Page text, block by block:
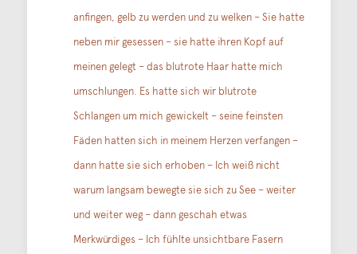
anfingen, gelb zu werden und zu welken – Sie hatte
neben mir gesessen – sie hatte ihren Kopf auf
meinen gelegt – das blutrote Haar hatte mich
umschlungen. Es hatte sich wir blutrote
Schlangen um mich gewickelt – seine feinsten
Fäden hatten sich in meinem Herzen verfangen –
dann hatte sie sich erhoben – Ich weiß nicht
warum langsam bewegte sie sich zu See – weiter
und weiter weg – dann geschah etwas
Merkwürdiges – Ich fühlte unsichtbare Fasern